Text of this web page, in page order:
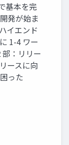
基本を完
発が始ま
イエンド
1-4 ワー
：リリー
ースに向
った